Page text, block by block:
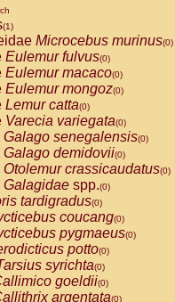
(1)
Microcebus murinus(0)
Eulemur fulvus(0)
Eulemur macaco(0)
Eulemur mongoz(0)
Lemur catta(0)
Varecia variegata(0)
Galago senegalensis(0)
Galago demidovii(0)
Otolemur crassicaudatus(0)
Galagidae spp.(0)
tardigradus(0)
coucang(0)
pygmaeus(0)
potto(0)
syrichta(0)
goeldii(0)
argentata(0)